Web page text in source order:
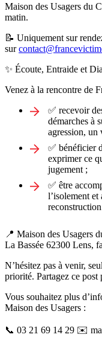
Maison des Usagers du
matin.
📝 Uniquement sur
sur
✨ Écoute, Entraide et
Venez à la rencontre de
✅ recevoir
démarches à
agression, un
✅ bénéficier
exprimer ce
jugement ;
✅ être
l’isolement et
📍 Maison des Usagers
La Bassée 62300 Lens,
N’hésitez pas à venir,
priorité. Partagez ce
Vous souhaitez plus
Maison des Usagers :
📞 03 21 69 14 29 ✉️